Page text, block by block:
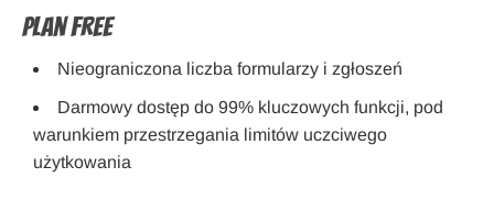
Plan Free
Nieograniczona liczba formularzy i zgłoszeń
Darmowy dostęp do 99% kluczowych funkcji, pod
warunkiem przestrzegania limitów uczciwego
użytkowania